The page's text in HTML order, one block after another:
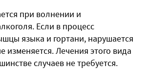
при волнении и
Если в процесс
языка и гортани, нарушается
изменяется. Лечения этого вида
случаев не требуется.